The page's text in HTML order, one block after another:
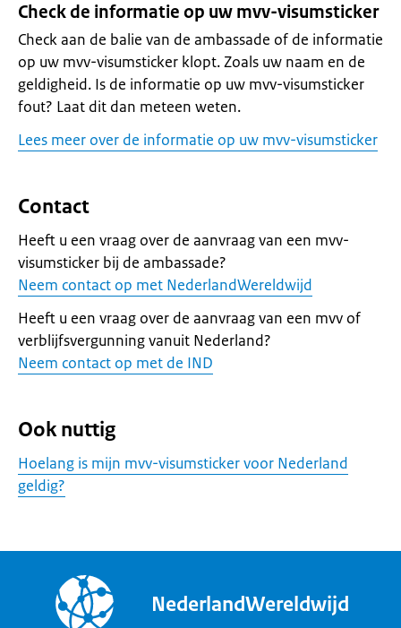
Check de informatie op uw mvv-visumsticker
Check aan de balie van de ambassade of de informatie
op uw mvv-visumsticker klopt. Zoals uw naam en de
geldigheid. Is de informatie op uw mvv-visumsticker
fout? Laat dit dan meteen weten.
Lees meer over de informatie op uw mvv-visumsticker
Contact
Heeft u een vraag over de aanvraag van een mvv-
visumsticker bij de ambassade?
Neem contact op met NederlandWereldwijd
Heeft u een vraag over de aanvraag van een mvv of
verblijfsvergunning vanuit Nederland?
Neem contact op met de IND
Ook nuttig
Hoelang is mijn mvv-visumsticker voor Nederland
geldig?
NederlandWereldwijd